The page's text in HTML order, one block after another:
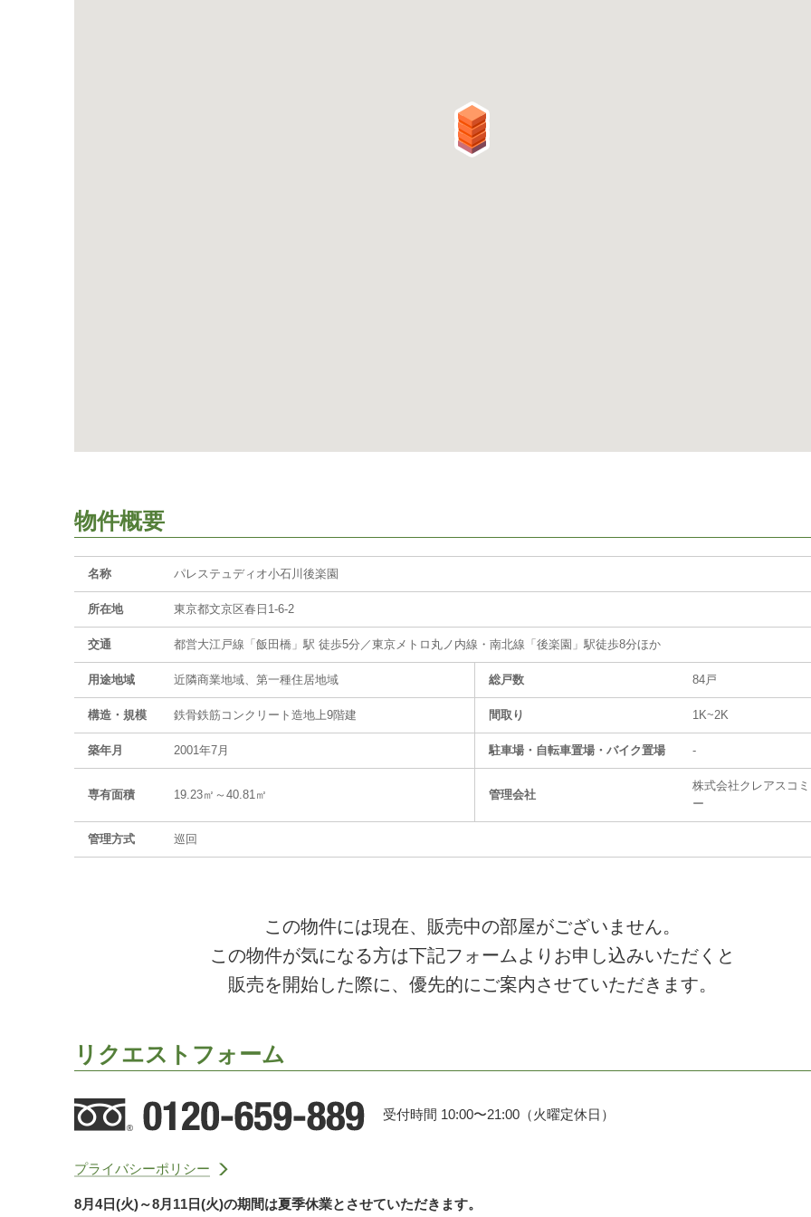
物件概要
名称 パレステュディオ小石川後楽園
所在地 東京都文京区春日1-6-2
交通 都営大江戸線「飯田橋」駅 徒歩5分／東京メトロ丸ノ内線・南北線「後楽園」駅徒歩8分ほか
用途地域 近隣商業地域、第一種住居地域 総戸数 84戸
構造・規模 鉄骨鉄筋コンクリート造地上9階建 間取り 1K~2K
築年月 2001年7月 駐⾞場・⾃転⾞置場・バイク置場 -
専有面積 19.23㎡～40.81㎡ 管理会社
株式会社クレアスコ
ー
管理方式 巡回
この物件には現在、販売中の部屋がございません。
この物件が気になる方は下記フォームよりお申し込みいただくと
販売を開始した際に、優先的にご案内させていただきます。
リクエストフォーム
受付時間 10:00〜21:00（火曜定休日）
プライバシーポリシー
8月4日(火)～8月11日(火)の期間は夏季休業とさせていただきます。